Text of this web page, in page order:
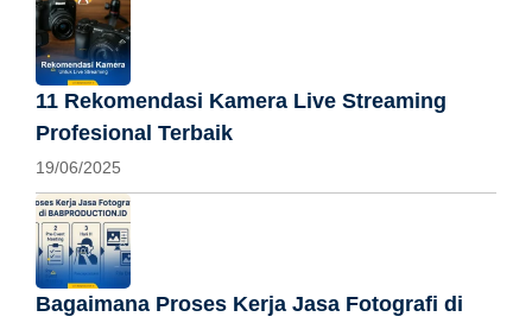
11 Rekomendasi Kamera Live Streaming
Profesional Terbaik
19/06/2025
Bagaimana Proses Kerja Jasa Fotografi di